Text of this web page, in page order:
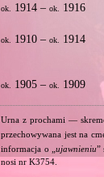
ok. 1914 –ok. 1916
ok. 1910 –ok. 1914
ok. 1905 –ok. 1909
Urna z prochami —
przechowywana jest na
informacja o „ ujawnieniu”
nosi nr K3754.